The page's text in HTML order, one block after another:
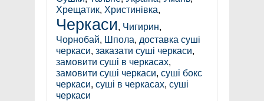
Хрещатик, Христинівка,
Черкаси, Чигирин,
Чорнобай, Шпола, доставка суші
черкаси, заказати суші черкаси,
замовити суші в черкасах,
замовити суші черкаси, суші бокс
черкаси, суші в черкасах, суші
черкаси